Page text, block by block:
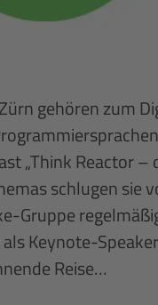
gehören zum
„Think Reactor
schlugen
Gruppe
Keynote-
Reise…